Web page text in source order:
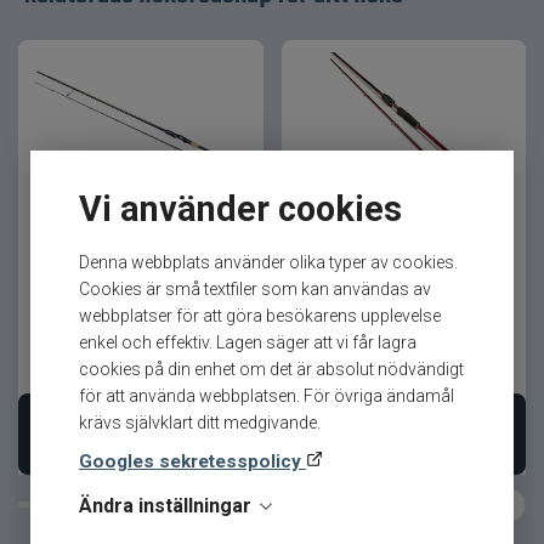
Vi använder cookies
Denna webbplats använder olika typer av cookies.
Cookies är små textfiler som kan användas av
webbplatser för att göra besökarens upplevelse
enkel och effektiv. Lagen säger att vi får lagra
cookies på din enhet om det är absolut nödvändigt
för att använda webbplatsen. För övriga ändamål
krävs självklart ditt medgivande.
Googles sekretesspolicy
Ändra inställningar
När lätt fiske ska kännas självklart
Spöt arbetar mjukt och kontrollerat, vilket gör det
Resultatet är ett haspelspö som passar lika bra i
Produktfördelar
Utvecklat för street- och ultralätt fiske
Ger tydlig kontakt med betet
Ökad räckvidd utan att tappa känsla
Precision i varje kast
Skapar maximal fiskeglädje
Westin W8 Finesse T&C
5 399 kr Ord. pris 5 999 kr
Lägg i varukorgen
Westin W6 Finesse T&C
3 199 kr Ord. pris 3 549 kr